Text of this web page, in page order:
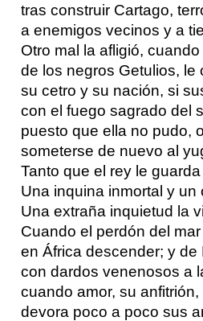
tras construir Cartago,
a enemigos vecinos y a
Otro mal la afligió,
de los negros Getulios, le
su cetro y su nación, si
con el fuego sagrado del
puesto que ella no pudo,
someterse de nuevo al
Tanto que el rey le
Una inquina inmortal y un
Una extraña inquietud la
Cuando el perdón del
en África descender; y de
con dardos venenosos a
cuando amor, su
devora poco a poco sus